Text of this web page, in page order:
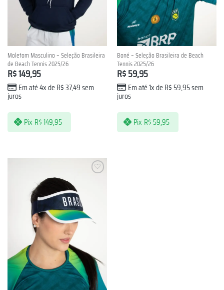
Moletom Masculino – Seleção Brasileira
de Beach Tennis 2025/26
R$149,95
Em até 4x de R$37,49sem
juros
Pix R$149,95
Boné – Seleção Brasileira de Beach
Tennis 2025/26
R$59,95
Em até 1x de R$ 59,95sem
juros
Pix R$ 59,95